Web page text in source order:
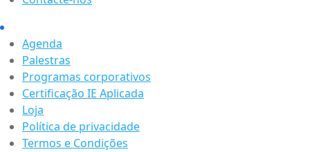
Agenda
Palestras
Programas corporativos
Certificação IE Aplicada
Loja
Política de privacidade
Termos e Condições